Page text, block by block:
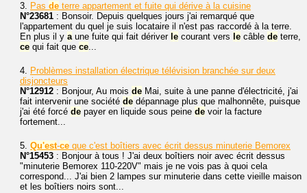
3. Pas de terre appartement et fuite qui dérive à la cuisine
N°23681 : Bonsoir. Depuis quelques jours j'ai remarqué que
l'appartement du quel je suis locataire il n'est pas raccordé à la terre.
En plus il y aune fuite qui fait dériver le courant vers le câble de terre,
ce qui fait que ce...
4. Problèmes installation électrique télévision branchée sur deux
disjoncteurs
N°12912 : Bonjour, Au mois de Mai, suite à une panne d'électricité, j'ai
fait intervenir une société de dépannage plus que malhonnête, puisque
j'ai été forcé de payer en liquide sous peine de voir la facture
fortement...
5. Qu'est-ce que c'est boîtiers avec écrit dessus minuterie Bemorex
N°15453 : Bonjour à tous ! J'ai deux boîtiers noir avec écrit dessus
"minuterie Bemorex 110-220V" mais je ne vois pas à quoi cela
correspond... J'ai bien 2 lampes sur minuterie dans cette vieille maison
et les boîtiers noirs sont...